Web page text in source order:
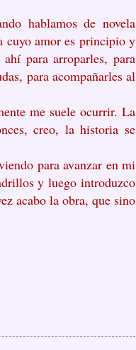
hablamos de novela
cuyo amor es principio y
para arroparles, para
para acompañarles al
me suele ocurrir. La
creo, la historia se
para avanzar en mi
y luego introduzco
acabo la obra, que sino